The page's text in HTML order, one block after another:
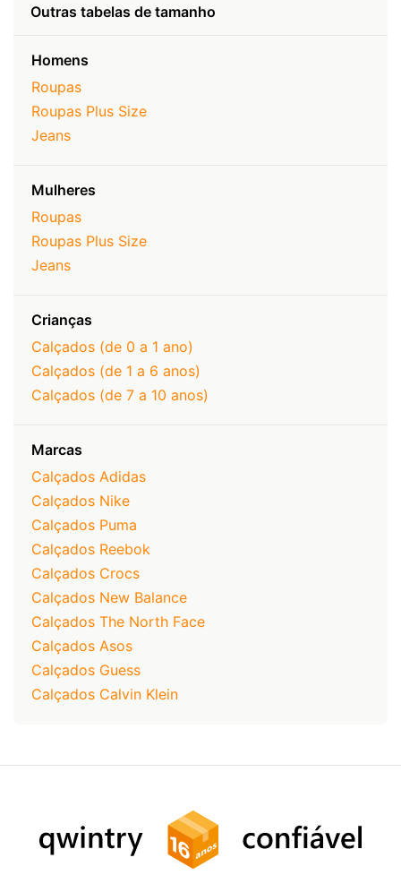
Outras tabelas de tamanho
Homens
Roupas
Roupas Plus Size
Jeans
Mulheres
Roupas
Roupas Plus Size
Jeans
Crianças
Calçados (de 0 a 1 ano)
Calçados (de 1 a 6 anos)
Calçados (de 7 a 10 anos)
Marcas
Calçados Adidas
Calçados Nike
Calçados Puma
Calçados Reebok
Calçados Crocs
Calçados New Balance
Calçados The North Face
Calçados Asos
Calçados Guess
Calçados Calvin Klein